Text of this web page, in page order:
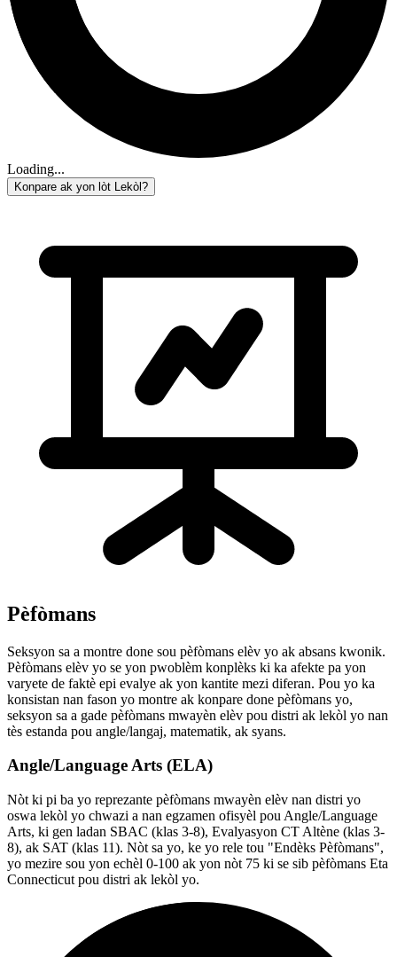
Loading...
Konpare ak yon lòt Lekòl?
Pèfòmans
Seksyon sa a montre done sou pèfòmans elèv yo ak absans kwonik.
Pèfòmans elèv yo se yon pwoblèm konplèks ki ka afekte pa yon
varyete de faktè epi evalye ak yon kantite mezi diferan. Pou yo ka
konsistan nan fason yo montre ak konpare done pèfòmans yo,
seksyon sa a gade pèfòmans mwayèn elèv pou distri ak lekòl yo nan
tès estanda pou angle/langaj, matematik, ak syans.
Angle/Language Arts (ELA)
Nòt ki pi ba yo reprezante pèfòmans mwayèn elèv nan distri yo
oswa lekòl yo chwazi a nan egzamen ofisyèl pou Angle/Language
Arts, ki gen ladan SBAC (klas 3-8), Evalyasyon CT Altène (klas 3-
8), ak SAT (klas 11). Nòt sa yo, ke yo rele tou "Endèks Pèfòmans",
yo mezire sou yon echèl 0-100 ak yon nòt 75 ki se sib pèfòmans Eta
Connecticut pou distri ak lekòl yo.